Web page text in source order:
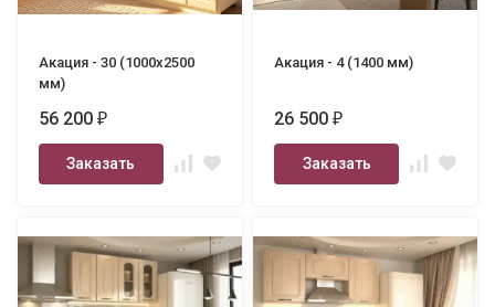
Акация - 30 (1000х2500
мм)
56 200₽
Заказать
Акация - 4 (1400 мм)
26 500₽
Заказать